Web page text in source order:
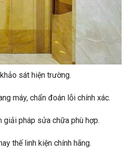
sát hiện trường.
máy, chẩn đoán lỗi chính xác.
giải pháp sửa chữa phù hợp.
thế linh kiện chính hãng.